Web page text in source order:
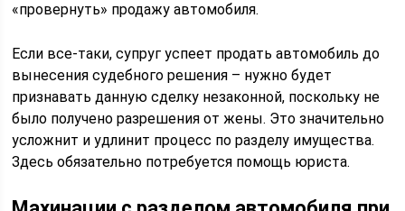
«провернуть» продажу автомобиля.
Если все-таки, супруг успеет продать автомобиль до
вынесения судебного решения – нужно будет
признавать данную сделку незаконной, поскольку не
было получено разрешения от жены. Это значительно
усложнит и удлинит процесс по разделу имущества.
Здесь обязательно потребуется помощь юриста.